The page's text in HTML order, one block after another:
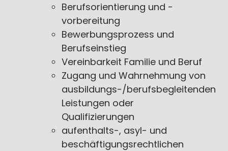
Berufsorientierung und -
vorbereitung
Bewerbungsprozess und
Berufseinstieg
Vereinbarkeit Familie und Beruf
Zugang und Wahrnehmung von
ausbildungs-/berufsbegleitenden
Leistungen oder
Qualifizierungen
aufenthalts-, asyl- und
beschäftigungsrechtlichen